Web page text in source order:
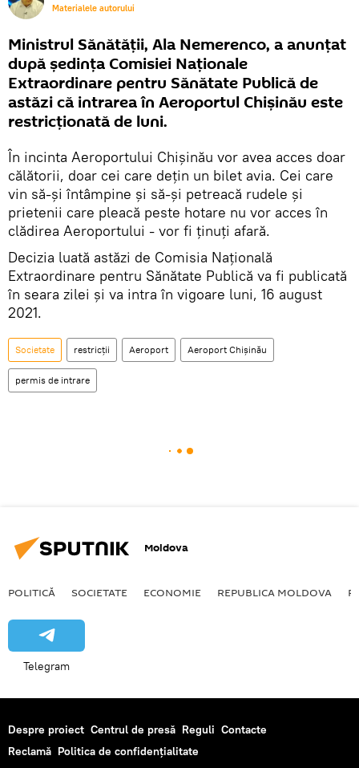
Materialele autorului
Ministrul Sănătății, Ala Nemerenco, a anunțat
după ședința Comisiei Naționale
Extraordinare pentru Sănătate Publică de
astăzi că intrarea în Aeroportul Chișinău este
restricționată de luni.
În incinta Aeroportului Chișinău vor avea acces doar
călătorii, doar cei care dețin un bilet avia. Cei care
vin să-și întâmpine și să-și petreacă rudele și
prietenii care pleacă peste hotare nu vor acces în
clădirea Aeroportului - vor fi ținuți afară.
Decizia luată astăzi de Comisia Națională
Extraordinare pentru Sănătate Publică va fi publicată
în seara zilei și va intra în vigoare luni, 16 august
2021.
Societate restricții Aeroport Aeroport Chișinău
permis de intrare
Moldova
POLITICĂ SOCIETATE ECONOMIE REPUBLICA MOLDOVA
Telegram
Despre proiect Centrul de presă Reguli Contacte
Reclamă Politica de confidențialitate